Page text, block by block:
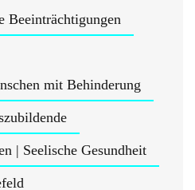
Beeinträchtigungen
mit Behinderung
| Seelische Gesundheit